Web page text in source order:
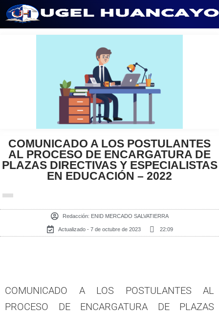
COMUNICADO A LOS POSTULANTES
AL PROCESO DE ENCARGATURA DE
PLAZAS DIRECTIVAS Y ESPECIALISTAS
EN EDUCACIÓN – 2022
Redacción: ENID MERCADO SALVATIERRA
Actualizado - 7 de octubre de 2023 22:09
COMUNICADO A LOS POSTULANTES AL
PROCESO DE ENCARGATURA DE PLAZAS